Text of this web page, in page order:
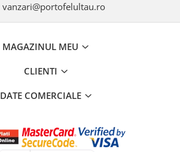
vanzari@portofelultau.ro
MAGAZINUL MEU
CLIENTI
DATE COMERCIALE